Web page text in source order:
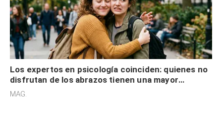
Los expertos en psicología coinciden: quienes no
disfrutan de los abrazos tienen una mayor
sensibilidad a los estímulos físicos y no es por
MAG.